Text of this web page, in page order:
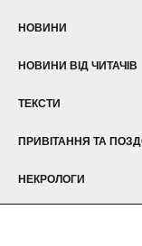
НОВИНИ
НОВИНИ ВІД ЧИТАЧІВ
ТЕКСТИ
ПРИВІТАННЯ ТА
НЕКРОЛОГИ